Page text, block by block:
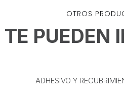
OTROS
TE PUEDEN
ADHESIVO Y